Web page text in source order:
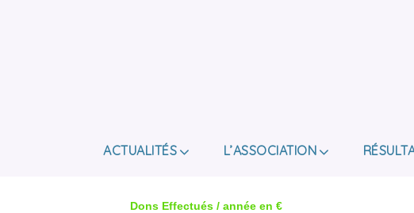
ACTUALITÉS L’ASSOCIATION
Dons Effectués / année en €